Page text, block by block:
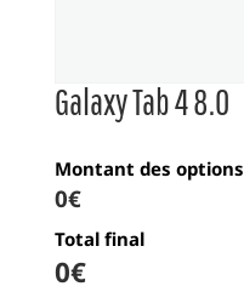
Galaxy Tab 4 8.0
Montant des options
0€
Total final
0€